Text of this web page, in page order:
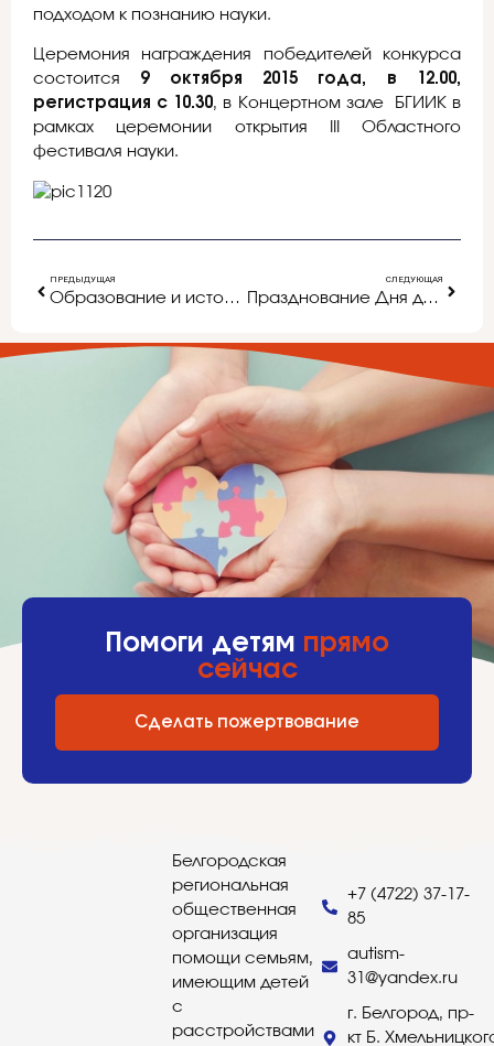
подходом к познанию науки.
Церемония награждения победителей конкурса
состоится 9 октября 2015 года, в 12.00,
регистрация с 10.30, в Концертном зале БГИИК в
рамках церемонии открытия III Областного
фестиваля науки.
ПРЕДЫДУЩАЯ
Образование и история в России
СЛЕДУЮЩАЯ
Празднование Дня дошкольного работника
Помоги детям прямо
сейчас
Сделать пожертвование
Белгородская
региональная
общественная
организация
помощи семьям,
имеющим детей
с
расстройствами
+7 (4722) 37-17-
85
autism-
31@yandex.ru
г. Белгород, пр-
кт Б.